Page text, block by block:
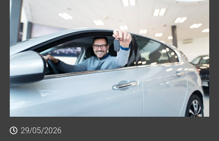
29/05/2026